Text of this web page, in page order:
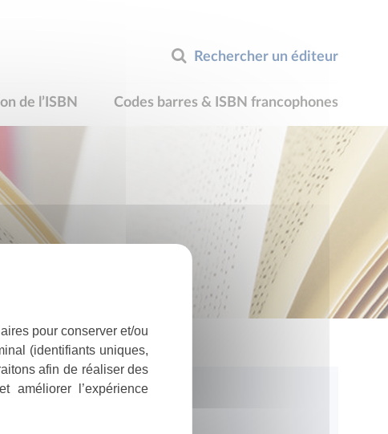
Rechercher un éditeur
de l’ISBN Codes barres & ISBN francophones
pour conserver et/ou
(identifiants uniques,
afin de réaliser des
améliorer l’expérience